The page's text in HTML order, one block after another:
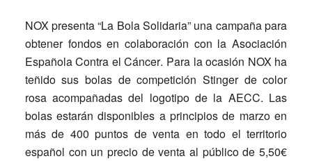
NOX presenta “La Bola Solidaria” una campaña para
obtener fondos en colaboración con la Asociación
Española Contra el Cáncer. Para la ocasión NOX ha
teñido sus bolas de competición Stinger de color
rosa acompañadas del logotipo de la AECC. Las
bolas estarán disponibles a principios de marzo en
más de 400 puntos de venta en todo el territorio
español con un precio de venta al público de 5,50€